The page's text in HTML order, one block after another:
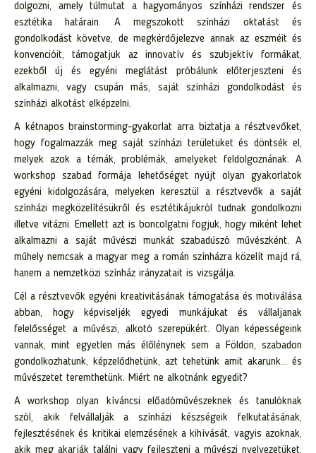
dolgozni, amely túlmutat a hagyományos színházi rendszer és
esztétika határain. A megszokott színházi oktatást és
gondolkodást követve, de megkérdőjelezve annak az eszméit és
konvencióit, támogatjuk az innovatív és szubjektív formákat,
ezekből új és egyéni meglátást próbálunk előterjeszteni és
alkalmazni, vagy csupán más, saját színházi gondolkodást és
színházi alkotást elképzelni.
A kétnapos brainstorming-gyakorlat arra biztatja a résztvevőket,
hogy fogalmazzák meg saját színházi területüket és döntsék el,
melyek azok a témák, problémák, amelyeket feldolgoznának. A
workshop szabad formája lehetőséget nyújt olyan gyakorlatok
egyéni kidolgozására, melyeken keresztül a résztvevők a saját
színházi megközelítésükről és esztétikájukról tudnak gondolkozni
illetve vitázni. Emellett azt is boncolgatni fogjuk, hogy miként lehet
alkalmazni a saját művészi munkát szabadúszó művészként. A
műhely nemcsak a magyar meg a román színházra közelít majd rá,
hanem a nemzetközi színház irányzatait is vizsgálja.
Cél a résztvevők egyéni kreativitásának támogatása és motiválása
abban, hogy képviseljék egyedi munkájukat és vállaljanak
felelősséget a művészi, alkotó szerepükért. Olyan képességeink
vannak, mint egyetlen más élőlénynek sem a Földön, szabadon
gondolkozhatunk, képzelődhetünk, azt tehetünk amit akarunk… és
művészetet teremthetünk. Miért ne alkotnánk egyedit?
A workshop olyan kíváncsi előadóművészeknek és tanulóknak
szól, akik felvállalják a színházi készségeik felkutatásának,
fejlesztésének és kritikai elemzésének a kihívását, vagyis azoknak,
akik meg akarják találni vagy fejleszteni a művészi nyelvezetüket.